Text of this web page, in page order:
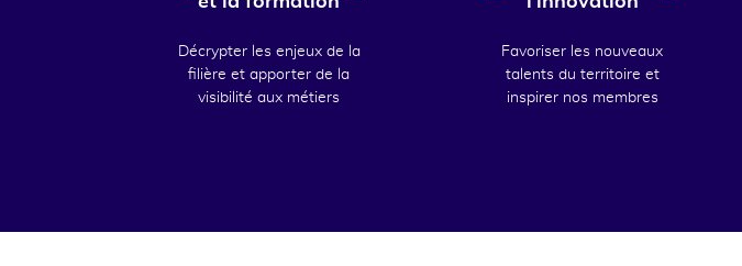
Décrypter les enjeux de la
filière et apporter de la
visibilité aux métiers
Favoriser les nouveaux
talents du territoire et
inspirer nos membres